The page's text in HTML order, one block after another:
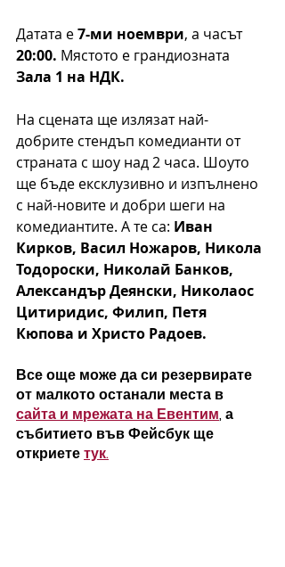
Датата е 7-ми ноември, а часът
20:00. Мястото е грандиозната
Зала 1 на НДК.
На сцената ще излязат най-
добрите стендъп комедианти от
страната с шоу над 2 часа. Шоуто
ще бъде ексклузивно и изпълнено
с най-новите и добри шеги на
комедиантите. А те са: Иван
Кирков, Васил Ножаров, Никола
Тодороски, Николай Банков,
Александър Деянски, Николаос
Цитиридис, Филип, Петя
Кюпова и Христо Радоев.
Все още може да си резервирате
от малкото останали места в
сайта и мрежата на Евентим, а
събитието във Фейсбук ще
откриете тук.